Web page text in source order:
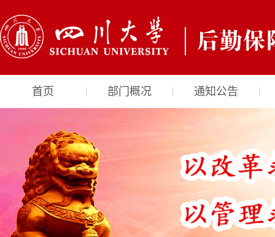
首页 部门概况 通知公告